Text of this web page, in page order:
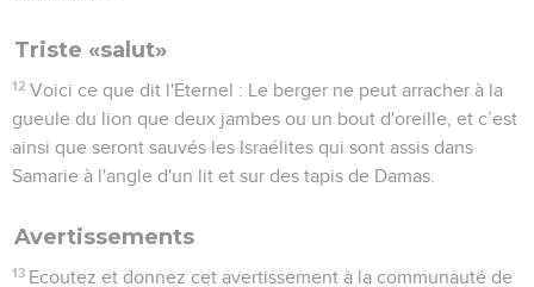
Triste «salut»
12 Voici ce que dit l'Eternel : Le berger ne peut arracher à la
gueule du lion que deux jambes ou un bout d'oreille, et c’est
ainsi que seront sauvés les Israélites qui sont assis dans
Samarie à l'angle d'un lit et sur des tapis de Damas.
Avertissements
13 Ecoutez et donnez cet avertissement à la communauté de